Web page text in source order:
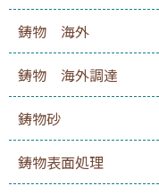
鋳物 海外
鋳物 海外調達
鋳物砂
鋳物表面処理